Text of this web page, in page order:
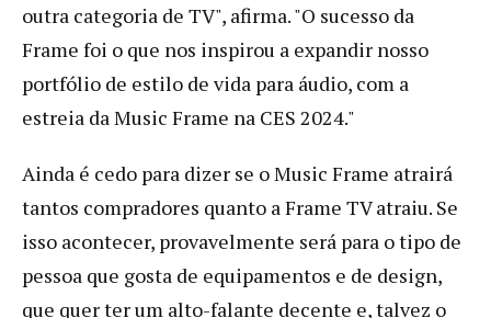
outra categoria de TV", afirma. "O sucesso da
Frame foi o que nos inspirou a expandir nosso
portfólio de estilo de vida para áudio, com a
estreia da Music Frame na CES 2024."
Ainda é cedo para dizer se o Music Frame atrairá
tantos compradores quanto a Frame TV atraiu. Se
isso acontecer, provavelmente será para o tipo de
pessoa que gosta de equipamentos e de design,
que quer ter um alto-falante decente e, talvez o